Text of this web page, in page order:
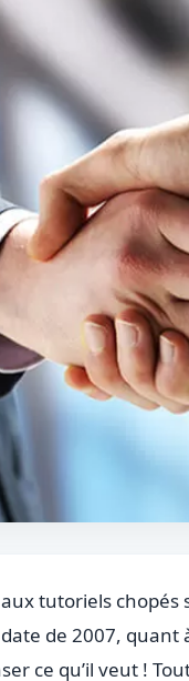
tutoriels chopés
de 2007,
ce qu’il veut !